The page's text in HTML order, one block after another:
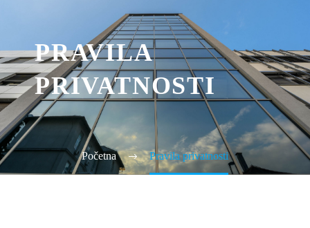
PRAVILA
PRIVATNOSTI
Početna Pravila privatnosti